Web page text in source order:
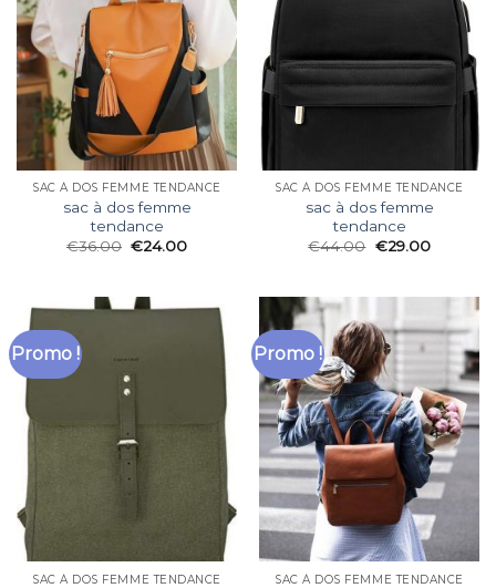
SAC À DOS FEMME TENDANCE
sac à dos femme
tendance
€36.00 €24.00
SAC À DOS FEMME TENDANCE
sac à dos femme
tendance
€44.00 €29.00
Promo !
SAC À DOS FEMME TENDANCE
Promo !
SAC À DOS FEMME TENDANCE